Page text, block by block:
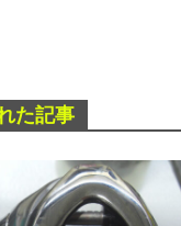
た記事